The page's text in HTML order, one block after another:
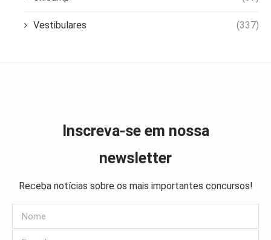
Vestibulares (337)
Inscreva-se em nossa
newsletter
Receba notícias sobre os mais importantes concursos!